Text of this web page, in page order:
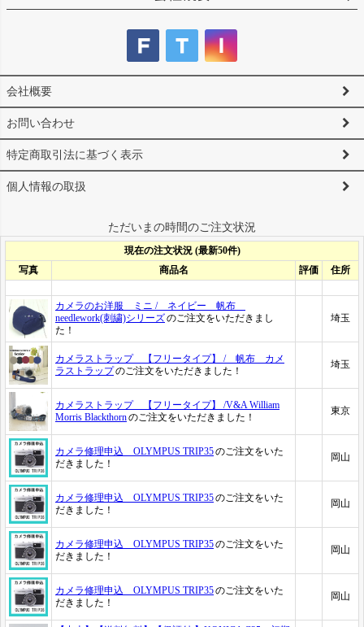
会社概要
お問い合わせ
特定商取引法に基づく表示
個人情報の取扱
ただいまの時間のご注文状況